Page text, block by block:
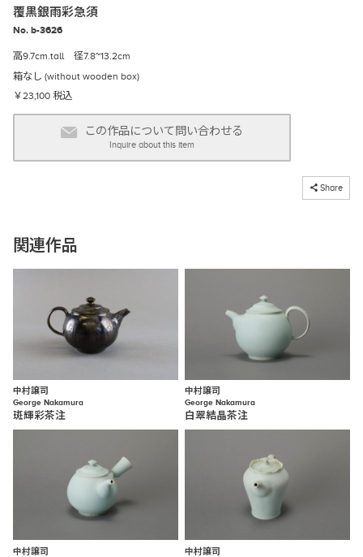
覆黒銀雨彩急須
No. b-3626
高9.7cm.tall 径7.8~13.2cm
箱なし (without wooden box)
￥23,100 税込
この作品について問い合わせる
Inquire about this item
Share
コピーしました
関連作品
中村譲司
George Nakamura
斑輝彩茶注
中村譲司
George Nakamura
白翠結晶茶注
中村譲司 中村譲司